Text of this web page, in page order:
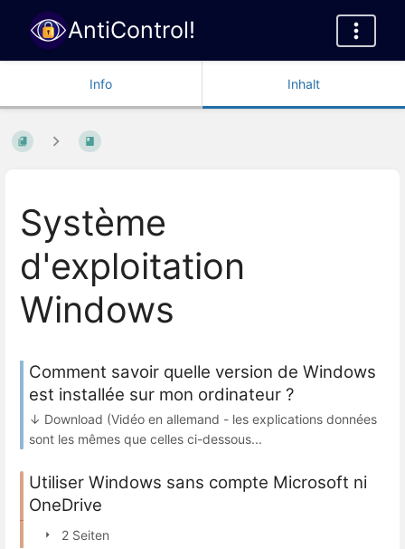
AntiControl!
Info Inhalt
Système
d'exploitation
Windows
Comment savoir quelle version de Windows
est installée sur mon ordinateur ?
↓ Download (Vidéo en allemand - les explications données
sont les mêmes que celles ci-dessous...
Utiliser Windows sans compte Microsoft ni
OneDrive
2 Seiten